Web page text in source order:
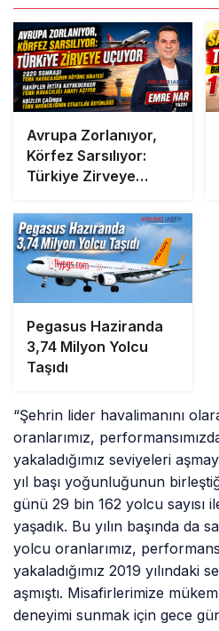
Avrupa Zorlanıyor,
Körfez Sarsılıyor:
Türkiye Zirveye
Pegasus Haziranda
3,74 Milyon Yolcu
Taşıdı
“Şehrin lider havalimanını
oranlarımız,
yakaladığımız seviyeleri
yıl başı yoğunluğunun
günü 29 bin 162 yolcu sayısı
yaşadık. Bu yılın başında da
yolcu oranlarımız,
yakaladığımız 2019 yılındaki
aşmıştı. Misafirlerimize
deneyimi sunmak için gece